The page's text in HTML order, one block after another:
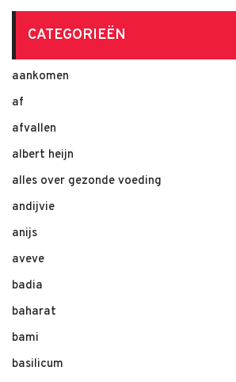
CATEGORIEËN
aankomen
af
afvallen
albert heijn
alles over gezonde voeding
andijvie
anijs
aveve
badia
baharat
bami
basilicum